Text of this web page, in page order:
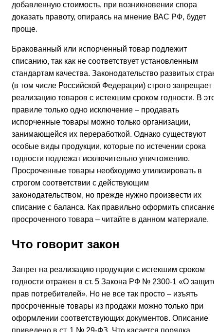
добавленную стоимость, при возникновении спора
доказать правоту, опираясь на мнение ВАС РФ, будет
проще.
Бракованный или испорченный товар подлежит
списанию, так как не соответствует установленным
стандартам качества. Законодательство развитых стран
(в том числе Российской Федерации) строго запрещает
реализацию товаров с истекшим сроком годности. В
правиле только одно исключение – продавать
испорченные товары можно только организации,
занимающейся их переработкой. Однако существуют
особые виды продукции, которые по истечении срока
годности подлежат исключительно уничтожению.
Просроченные товары необходимо утилизировать в
строгом соответствии с действующим
законодательством, но прежде нужно произвести их
списание с баланса. Как правильно оформить списание
просроченного товара – читайте в данном материале.
Что говорит закон
Запрет на реализацию продукции с истекшим сроком
годности отражен в ст. 5 Закона РФ № 2300-1 «О защите
прав потребителей». Но не все так просто – изъять
просроченные товары из продажи можно только при
оформлении соответствующих документов. Описание
приведено в ст. 1 № 29-ФЗ. Что касается порядка